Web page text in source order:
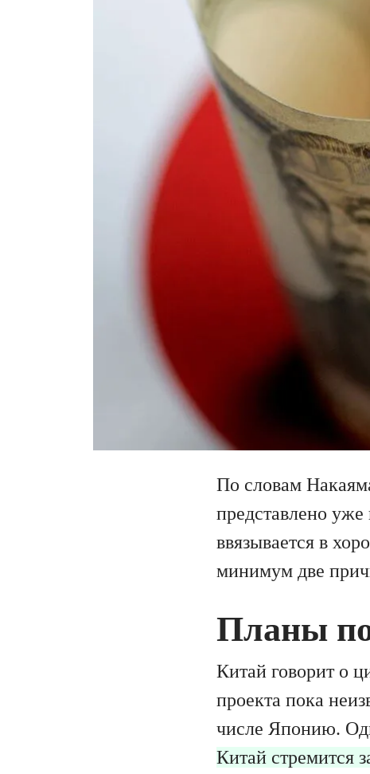
По словам
представлено
ввязывается в
минимум две
Планы
Китай говорит о
проекта пока
числе Японию.
Китай стремится